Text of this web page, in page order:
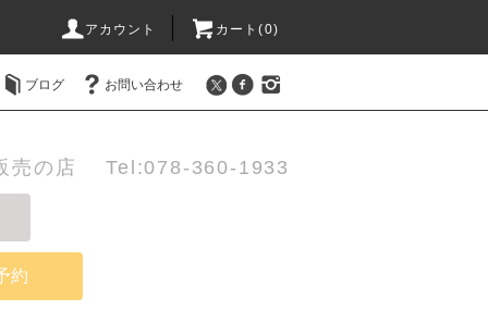
アカウント カート(0)
ブログ お問い合わせ
売の店 Tel:078-360-1933
約